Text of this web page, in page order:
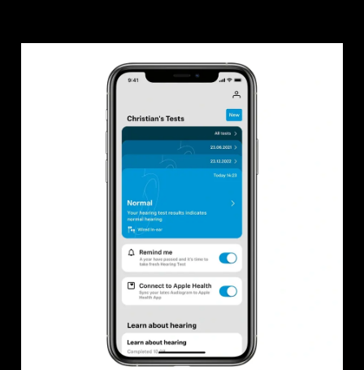
Anmeldung erforderlich
Melden Sie sich bei Ihrem Konto an, um
Produkte zu Ihrer Wunschliste hinzuzufügen und
Ihre zuvor gespeicherten Artikel anzuzeigen.